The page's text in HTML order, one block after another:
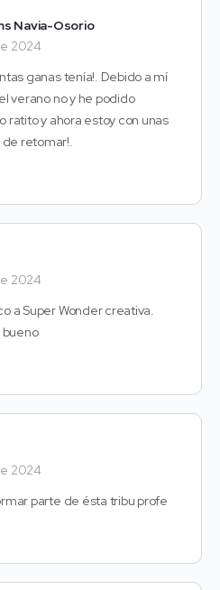
Navia-Osorio
2024
ganas tenía!. Debido a mí
verano no y he podido
ratito y ahora estoy con unas
retomar!.
2024
a Super Wonder creativa.
2024
parte de ésta tribu profe